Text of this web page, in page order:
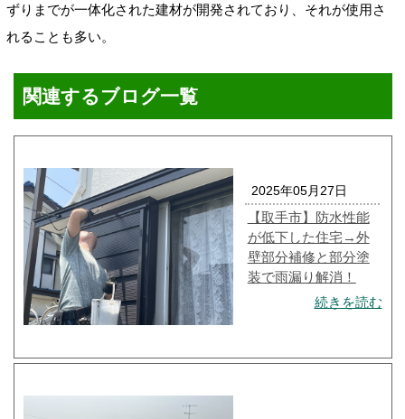
ずりまでが一体化された建材が開発されており、それが使用さ
れることも多い。
関連するブログ一覧
2025年05月27日
【取手市】防水性能
が低下した住宅→外
壁部分補修と部分塗
装で雨漏り解消！
続きを読む